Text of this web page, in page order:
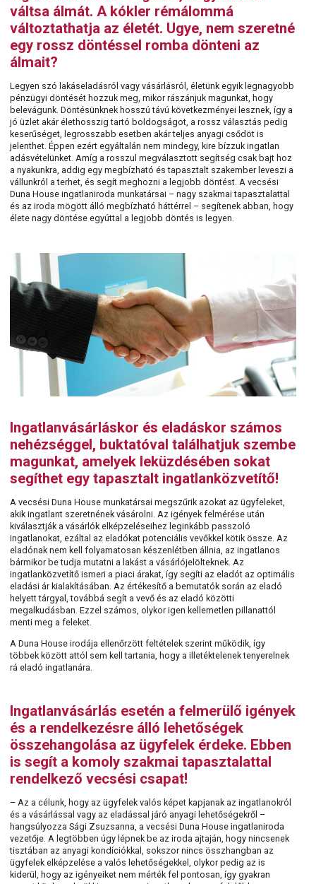
váltsa álmát. A kókler rémálommá
változtathatja az életét. Ugye, nem szeretné
egy rossz döntéssel romba dönteni az
álmait?
Legyen szó lakáseladásról vagy vásárlásról, életünk egyik legnagyobb
pénzügyi döntését hozzuk meg, mikor rászánjuk magunkat, hogy
belevágunk. Döntésünknek hosszú távú következményei lesznek, így a
jó üzlet akár élethosszig tartó boldogságot, a rossz választás pedig
keserűséget, legrosszabb esetben akár teljes anyagi csődöt is
jelenthet. Éppen ezért egyáltalán nem mindegy, kire bízzuk ingatlan
adásvételünket. Amíg a rosszul megválasztott segítség csak bajt hoz
a nyakunkra, addig egy megbízható és tapasztalt szakember leveszi a
vállunkról a terhet, és segít meghozni a legjobb döntést. A vecsési
Duna House ingatlaniroda munkatársai – nagy szakmai tapasztalattal
és az iroda mögött álló megbízható háttérrel – segítenek abban, hogy
élete nagy döntése egyúttal a legjobb döntés is legyen.
Ingatlanvásárláskor és eladáskor számos
nehézséggel, buktatóval találhatjuk szembe
magunkat, amelyek leküzdésében sokat
segíthet egy tapasztalt ingatlanközvetítő!
A vecsési Duna House munkatársai megszűrik azokat az ügyfeleket,
akik ingatlant szeretnének vásárolni. Az igények felmérése után
kiválasztják a vásárlók elképzeléseihez leginkább passzoló
ingatlanokat, ezáltal az eladókat potenciális vevőkkel kötik össze. Az
eladónak nem kell folyamatosan készenlétben állnia, az ingatlanos
bármikor be tudja mutatni a lakást a vásárlójelölteknek. Az
ingatlanközvetítő ismeri a piaci árakat, így segíti az eladót az optimális
eladási ár kialakításában. Az értékesítő a bemutatók során az eladó
helyett tárgyal, továbbá segít a vevő és az eladó közötti
megalkudásban. Ezzel számos, olykor igen kellemetlen pillanattól
menti meg a feleket.
A Duna House irodája ellenőrzött feltételek szerint működik, így
többek között attól sem kell tartania, hogy a illetéktelenek tenyerelnek
rá eladó ingatlanára.
Ingatlanvásárlás esetén a felmerülő igények
és a rendelkezésre álló lehetőségek
összehangolása az ügyfelek érdeke. Ebben
is segít a komoly szakmai tapasztalattal
rendelkező vecsési csapat!
– Az a célunk, hogy az ügyfelek valós képet kapjanak az ingatlanokról
és a vásárlással vagy az eladással járó anyagi lehetőségekről –
hangsúlyozza Sági Zsuzsanna, a vecsési Duna House ingatlaniroda
vezetője. A legtöbben úgy lépnek be az iroda ajtaján, hogy nincsenek
tisztában az anyagi kondíciókkal, sokszor nincs összhangban az
ügyfelek elképzelése a valós lehetőségekkel, olykor pedig az is
kiderül, hogy az igényeiket nem mérték fel pontosan, így gyakran